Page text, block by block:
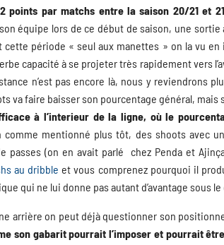
points par matchs entre la saison 20/21 et
équipe lors de ce début de saison, une
cette période « seul aux manettes » on la vu
capacité à se projeter très rapidement vers
n’est pas encore là, nous y reviendrons
va faire baisser son pourcentage général,
à l’interieur de la ligne, où le
mentionné plus tôt, des shoots avec
passes (on en avait parlé chez Penda et
au dribble et vous comprenez pourquoi il
qui ne lui donne pas autant d’avantage sous
arrière on peut déjà questionner son
son gabarit pourrait l’imposer et pourrait